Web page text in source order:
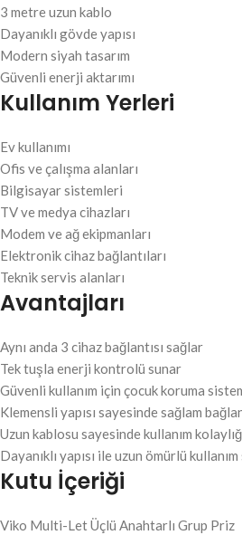
3 metre uzun kablo
Dayanıklı gövde yapısı
Modern siyah tasarım
Güvenli enerji aktarımı
Kullanım Yerleri
Ev kullanımı
Ofis ve çalışma alanları
Bilgisayar sistemleri
TV ve medya cihazları
Modem ve ağ ekipmanları
Elektronik cihaz bağlantıları
Teknik servis alanları
Avantajları
Aynı anda 3 cihaz bağlantısı sağlar
Tek tuşla enerji kontrolü sunar
Güvenli kullanım için çocuk koruma
Klemensli yapısı sayesinde sağlam
Uzun kablosu sayesinde kullanım
Dayanıklı yapısı ile uzun ömürlü
Kutu İçeriği
Viko Multi-Let Üçlü Anahtarlı Grup Priz